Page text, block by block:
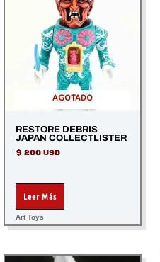
AGOTADO
RESTORE DEBRIS
JAPAN COLLECTLISTER
$ 260 USD
Leer Más
Art Toys